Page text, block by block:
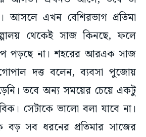
এখন বেশিরভাগ প্রতিমা
থেকেই সাজ কিনছে, ফলে
পড়ছে না। শহরের আরএক সাজ
গোপাল দত্ত বলেন, ব্যবসা পুজোয়
তবে অন্য সময়ের চেয়ে একটু
সেটাকে ভালো বলা যাবে না।
সব ধরনের প্রতিমার সাজের